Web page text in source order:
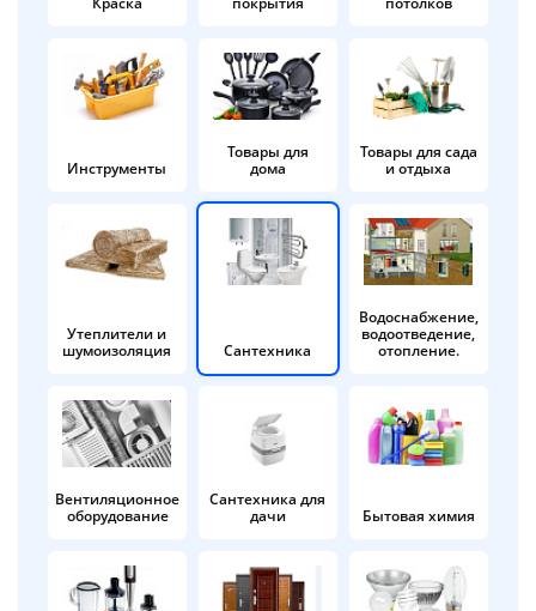
Инструменты
Товары для
дома
Товары для сада
и отдыха
Утеплители и
шумоизоляция
Сантехника
Водоснабжение,
водоотведение,
отопление.
Вентиляционное
оборудование
Сантехника для
дачи
Бытовая химия
в корзину
Оплачивайте сегодня только
25% картой любого банка
Получайте товар
выбранный способом
Оставшиеся
% будут
по25%каждые 2 недели
Подробнее
об оплате Плайтом